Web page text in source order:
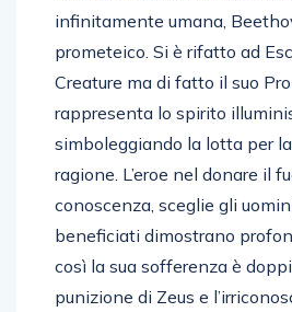
infinitamente umana,
prometeico. Si è rifatto ad
Creature ma di fatto il suo
rappresenta lo spirito
simboleggiando la lotta per
ragione. L’eroe nel donare il
conoscenza, sceglie gli
beneficiati dimostrano
così la sua sofferenza è
punizione di Zeus e